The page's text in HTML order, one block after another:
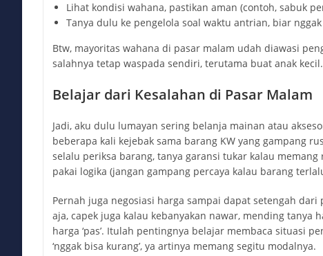
Lihat kondisi wahana, pastikan aman (contoh, sabuk
Tanya dulu ke pengelola soal waktu antrian, biar
Btw, mayoritas wahana di pasar malam udah diawasi
salahnya tetap waspada sendiri, terutama buat anak kecil.
Belajar dari Kesalahan di Pasar Malam
Jadi, aku dulu lumayan sering belanja mainan atau
beberapa kali kejebak sama barang KW yang gampang
selalu periksa barang, tanya garansi tukar kalau memang
pakai logika (jangan gampang percaya kalau barang
Pernah juga negosiasi harga sampai dapat setengah
aja, capek juga kalau kebanyakan nawar, mending tanya
harga ‘pas’. Itulah pentingnya belajar membaca situasi
‘nggak bisa kurang’, ya artinya memang segitu modalnya.